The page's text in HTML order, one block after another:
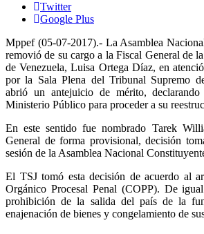
Twitter
Google Plus
Mppef (05-07-2017).- La Asamblea
removió de su cargo a la Fiscal General de
de Venezuela, Luisa Ortega Díaz, en
por la Sala Plena del Tribunal Supremo
abrió un antejuicio de mérito,
Ministerio Público para proceder a su
En este sentido fue nombrado Tarek
General de forma provisional, decisión
sesión de la Asamblea Nacional
El TSJ tomó esta decisión de acuerdo al
Orgánico Procesal Penal (COPP). De
prohibición de la salida del país de la
enajenación de bienes y congelamiento de